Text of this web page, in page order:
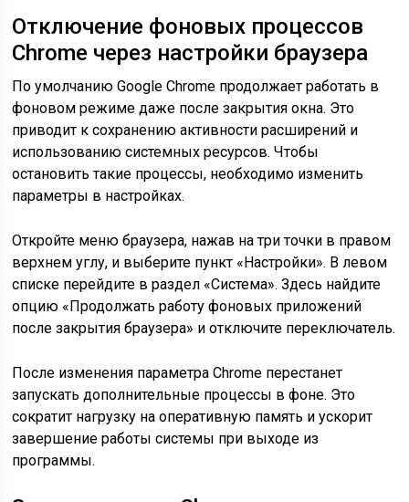
Отключение фоновых процессов
Chrome через настройки браузера
По умолчанию Google Chrome продолжает работать в
фоновом режиме даже после закрытия окна. Это
приводит к сохранению активности расширений и
использованию системных ресурсов. Чтобы
остановить такие процессы, необходимо изменить
параметры в настройках.
Откройте меню браузера, нажав на три точки в правом
верхнем углу, и выберите пункт «Настройки». В левом
списке перейдите в раздел «Система». Здесь найдите
опцию «Продолжать работу фоновых приложений
после закрытия браузера» и отключите переключатель.
После изменения параметра Chrome перестанет
запускать дополнительные процессы в фоне. Это
сократит нагрузку на оперативную память и ускорит
завершение работы системы при выходе из
программы.